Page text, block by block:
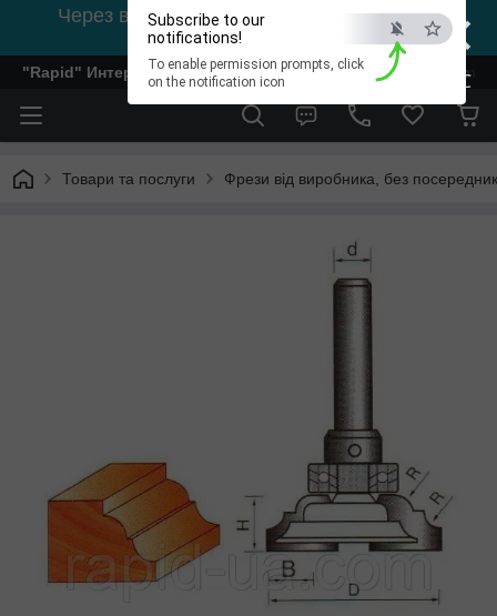
×
ESC
Subscribe to our
notifications!
To enable permission prompts, click
on the notification icon
Через відсутність світла, зв'язок на viber
0978002056
"Rapid" Интернет-магазин деревообрабатывающего
Товари та послуги Фрези від виробника, без